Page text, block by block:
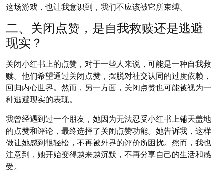
这场游戏，也让我意识到，我们不应该被它所束缚。
二、关闭点赞，是自我救赎还是逃避
现实？
关闭小红书上的点赞，对于一些人来说，可能是一种自我救
赎。他们希望通过关闭点赞，摆脱对社交认同的过度依赖，
回归内心世界。然而，另一方面，关闭点赞也可能被视为一
种逃避现实的表现。
我曾经遇到过一个朋友，她因为无法忍受小红书上铺天盖地
的点赞和评论，最终选择了关闭点赞功能。她告诉我，这样
做让她感到很轻松，不再被外界的评价所困扰。然而，我也
注意到，她开始变得越来越沉默，不再分享自己的生活和感
受。